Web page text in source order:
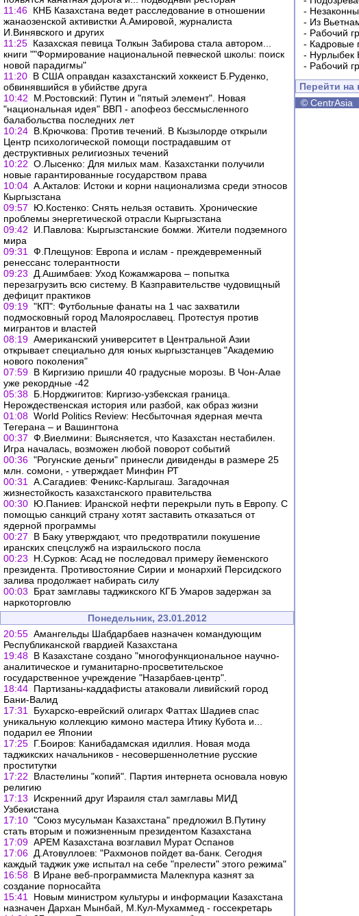
11:46 КНБ Казахстана ведет расследование в отношении
жанаозенской активистки А.Амировой, журналиста
И.Винявского и других
11:25 Казахская певица Толкын Забирова стала автором...
книги ""Формирование национальной певческой школы: поиск
новой парадигмы"
11:20 В США оправдан казахстанский хоккеист Б.Руденко,
обвинявшийся в убийстве друга
10:42
М.Ростовский: Путин и "пятый элемент". Новая
"национальная идея" ВВП - апофеоз бессмысленного
балабольства последних лет
10:24 В.Крючкова: Против течений. В Кызылорде открыли
Центр психологической помощи пострадавшим от
деструктивных религиозных течений
10:22 О.Лысенко: Для милых мам. Казахстанки получили
новые гарантированные государством права
10:04 А.Акталов: Истоки и корни национализма среди этносов
Кыргызстана
09:57
Ю.Костенко: Снять нельзя оставить. Хронические
проблемы энергетической отрасли Кыргызстана
09:42
И.Павлова: Кыргызстанские бомжи. Жители подземного
мира
09:31
Ф.Плещунов: Европа и ислам - преждевременный
ренессанс толерантности
09:23
Д.Ашимбаев: Уход Кожамжарова – попытка
перезагрузить всю систему. В Казправительстве чудовищный
дефицит практиков
09:19 "КП": Футбольные фанаты на 1 час захватили
подмосковный город Малоярославец. Протестуя против
мигрантов и властей
08:19 Американский университет в Центральной Азии
открывает специально для юных кыргызстанцев "Академию
нового поколения"
07:59 В Киргизию пришли 40 градусные морозы. В Чон-Алае
уже рекордные -42
05:38 Б.Норджигитов: Киргизо-узбекская граница.
Нерождественская история или разбой, как образ жизни
01:08 World Politics Review: Несбыточная ядерная мечта
Тегерана – и Вашингтона
00:37 Ф.Виелмини: Выясняется, что Казахстан нестабилен.
Игра началась, возможен любой поворот событий
00:36 "Рогунские деньги" принесли дивиденды в размере 25
млн. сомони, - утверждает Минфин РТ
00:31
А.Сагадиев: Феникс-Карлыгаш. Загадочная
жизнестойкость казахстанского правительства
00:30 Ю.Паниев: Иранской нефти перекрыли путь в Европу. С
помощью санкций страну хотят заставить отказаться от
ядерной программы
00:27
В Баку утверждают, что предотвратили покушение
иранских спецслужб на израильского посла
00:23
Н.Сурков: Асад не последовал примеру йеменского
президента. Противостояние Сирии и монархий Персидского
залива продолжает набирать силу
00:03
Брат замглавы таджикского КГБ Умаров задержан за
наркоторговлю
Понедельник, 23.01.2012
20:55 Амангельды Шабдарбаев назначен командующим
Республиканской гвардией Казахстана
19:48 В Казахстане создано "многофункциональное научно-
аналитическое и гуманитарно-просветительское
государственное учреждение "Назарбаев-центр".
18:44 Партизаны-каддафисты атаковали ливийский город
Бани-Валид
17:31
Бухарско-еврейский олигарх Фаттах Шадиев спас
уникальную коллекцию кимоно мастера Итику Кубота и...
подарил ее Японии
17:25 Г.Боиров: Канибадамская идиллия. Новая мода
таджикских начальников - несовершеннолетние русские
проститутки
17:22
Властелины "копий". Партия интернета основала новую
религию
17:13
Искренний друг Израиля стал замглавы МИД
Узбекистана
17:10 "Союз мусульман Казахстана" предложил В.Путину
стать вторым и пожизненным президентом Казахстана
17:09 АРЕМ Казахстана возглавил Мурат Оспанов
17:06 Д.Атовуллоев: "Рахмонов пойдет ва-банк. Сегодня
каждый таджик уже испытал на себе "прелести" этого режима"
16:58 В Иране веб-программиста Малекпура казнят за
создание порносайта
15:41
Новым министром культуры и информации Казахстана
назначен Дархан Мынбай, М.Кул-Мухаммед - госсекретарь
-
- Из
- Рабочий
- Кадровые
- Нурлыбек
- Рабочий
Перейти
© CentrAsia